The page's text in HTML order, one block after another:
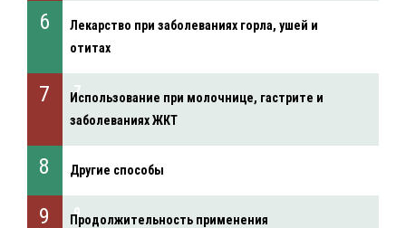
Лекарство при заболеваниях горла, ушей и
отитах
Использование при молочнице, гастрите и
заболеваниях ЖКТ
Другие способы
Продолжительность применения